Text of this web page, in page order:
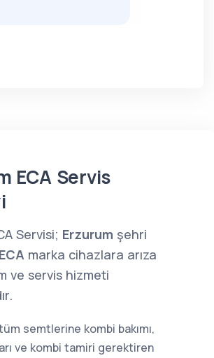
ECA Servis
Servisi; Erzurum şehri
ECA marka cihazlara arıza
ve servis hizmeti
semtlerine kombi bakımı,
ve kombi tamiri gerektiren